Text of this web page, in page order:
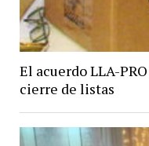
El acuerdo LLA-
cierre de listas